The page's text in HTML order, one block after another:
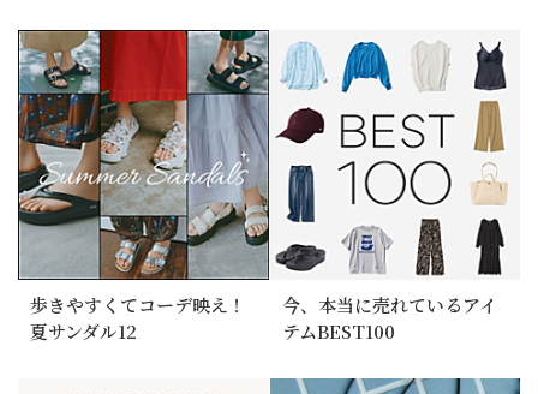
歩きやすくてコーデ映え！
夏サンダル12
今、本当に売れているアイ
テムBEST100